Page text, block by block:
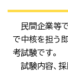
民間企業等
で中核を担う
考試験です。
試験内容、採